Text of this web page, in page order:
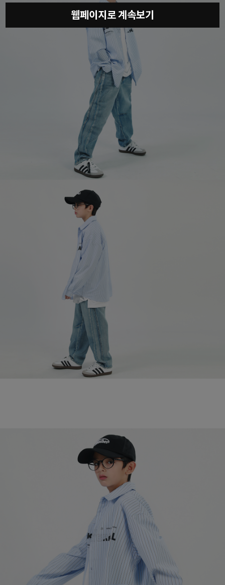
웹페이지로 계속보기